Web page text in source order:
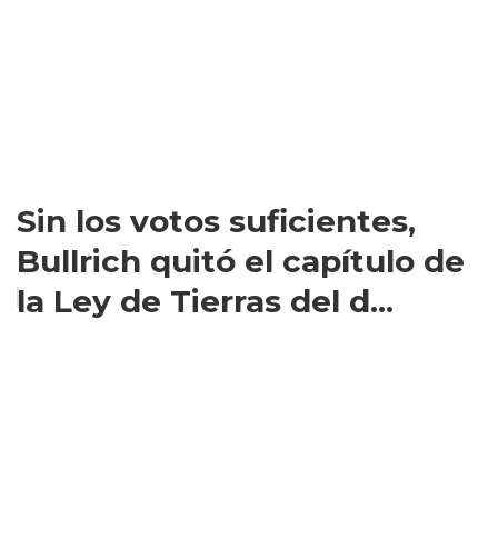
Sin los votos suficientes,
Bullrich quitó el capítulo de
la Ley de Tierras del d...